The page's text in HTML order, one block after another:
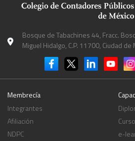
Bosque de Tabachines 44, Fracc.
Miguel Hidalgo, C.P. 11700, Ciudad de
Membrecía
Integrantes
Afiliación
NDPC
e-